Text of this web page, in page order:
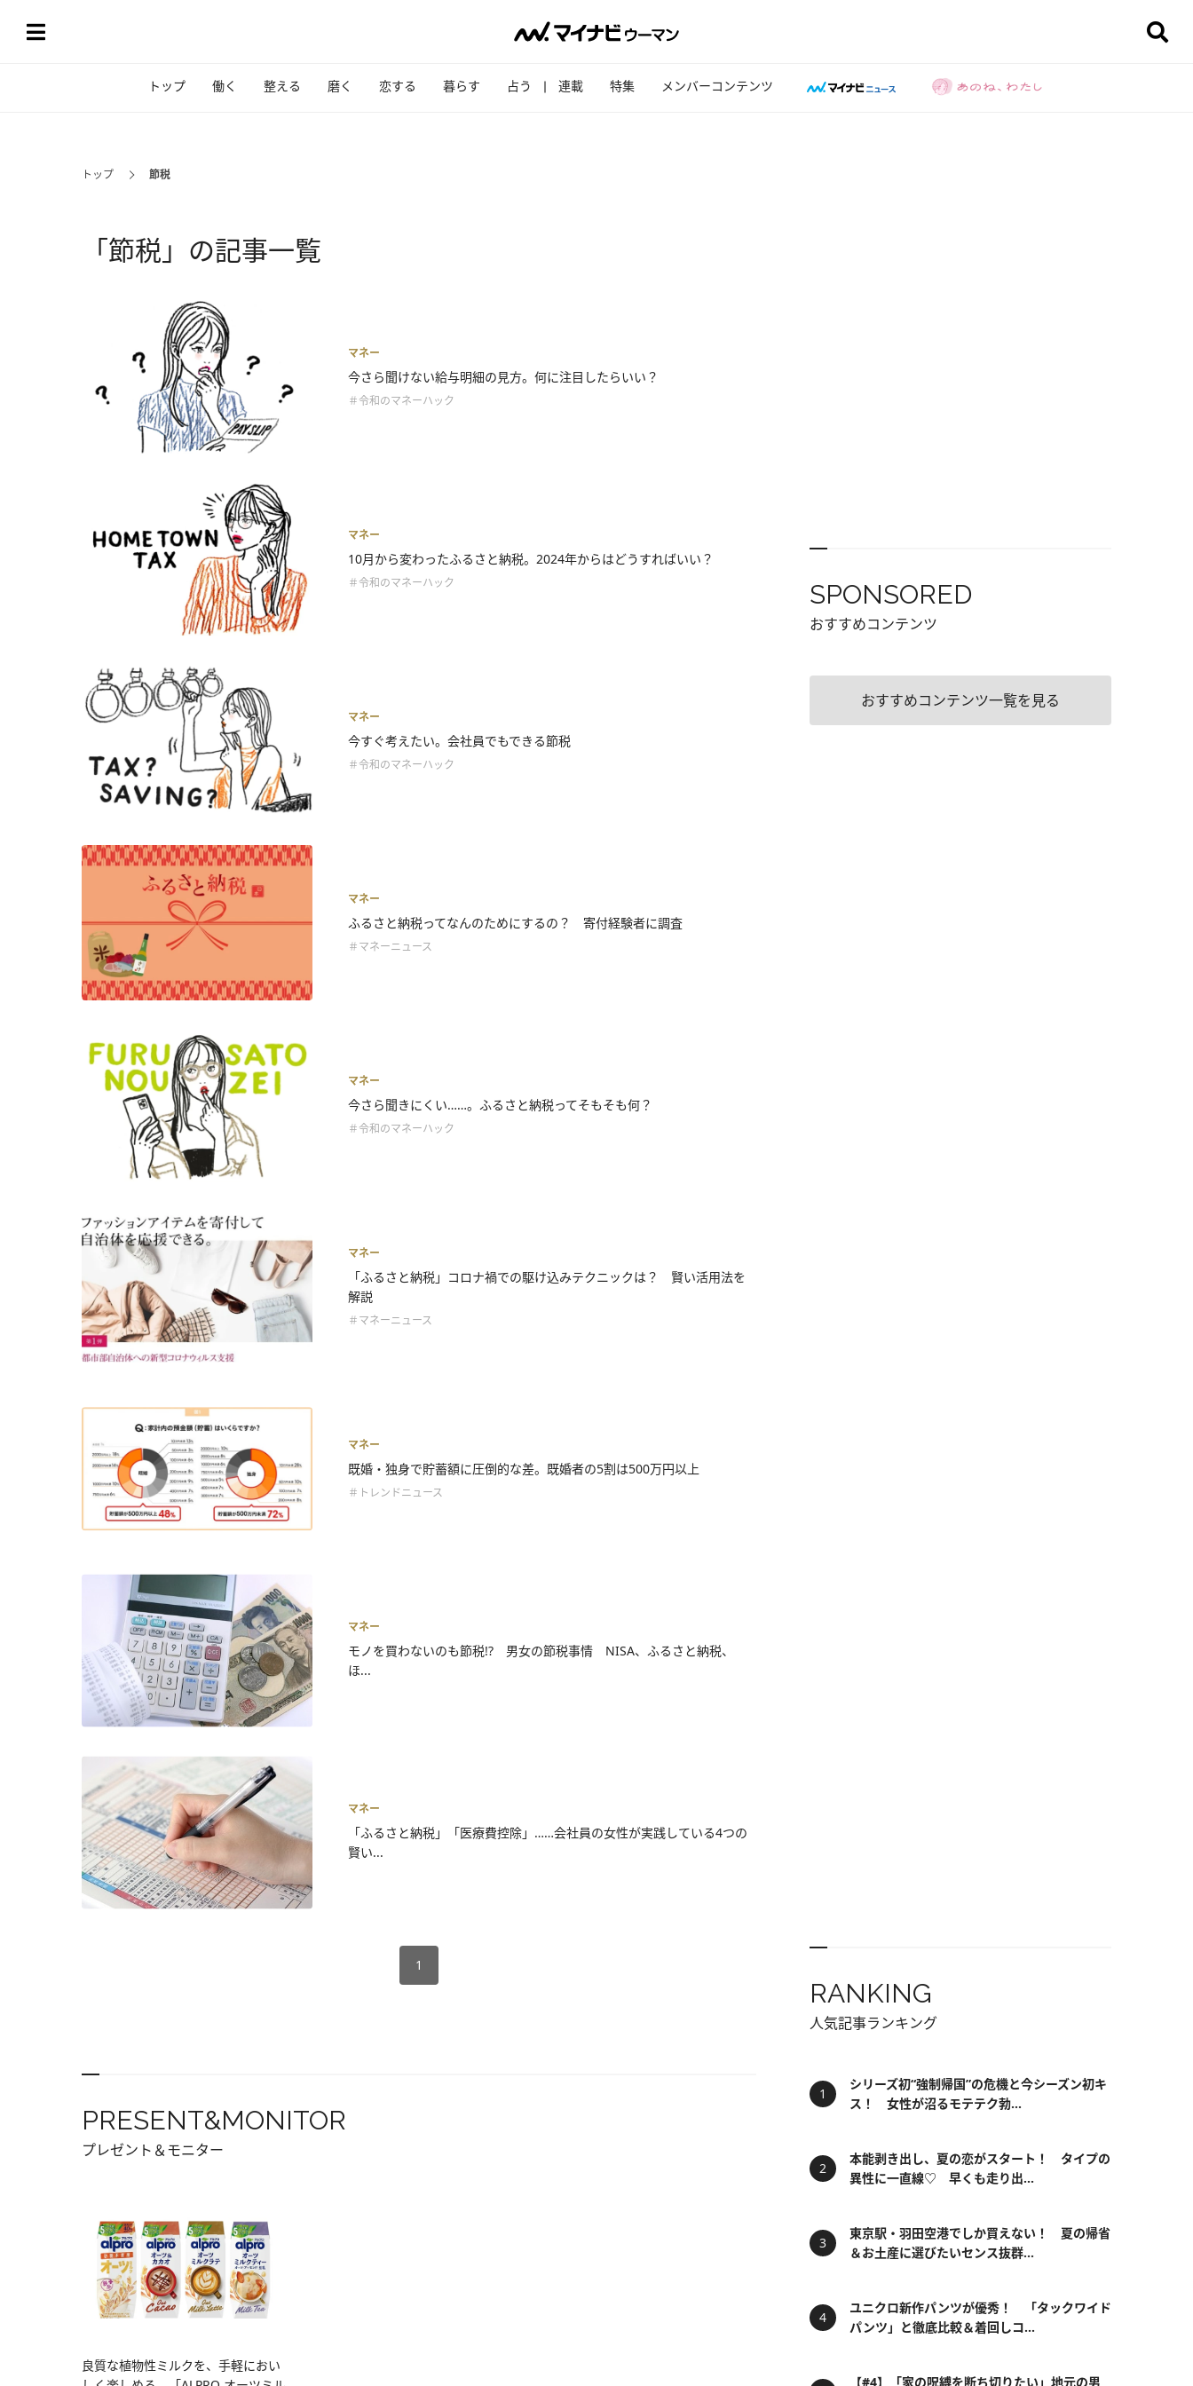
トップ 働く 整える 磨く 恋する 暮らす 占う 連載 特集 メンバーコンテンツ
トップ 節税
「節税」の記事一覧
マネー
今さら聞けない給与明細の見方。何に注目したらいい？
＃令和のマネーハック
マネー
10月から変わったふるさと納税。2024年からはどうすればいい？
＃令和のマネーハック
マネー
今すぐ考えたい。会社員でもできる節税
＃令和のマネーハック
マネー
ふるさと納税ってなんのためにするの？ 寄付経験者に調査
＃マネーニュース
マネー
今さら聞きにくい……。ふるさと納税ってそもそも何？
＃令和のマネーハック
マネー
「ふるさと納税」コロナ禍での駆け込みテクニックは？ 賢い活用法を
解説
＃マネーニュース
マネー
既婚・独身で貯蓄額に圧倒的な差。既婚者の5割は500万円以上
＃トレンドニュース
マネー
モノを買わないのも節税!? 男女の節税事情 NISA、ふるさと納税、
ほ...
マネー
「ふるさと納税」「医療費控除」……会社員の女性が実践している4つの
賢い...
1
PRESENT&MONITOR
プレゼント＆モニター
良質な植物性ミルクを、手軽におい
SPONSORED
おすすめコンテンツ
おすすめコンテンツ一覧を見る
RANKING
人気記事ランキング
シリーズ初“強制帰国”の危機と今シーズン初キ
ス！ 女性が沼るモテテク勃...
本能剥き出し、夏の恋がスタート！ タイプの
異性に一直線♡ 早くも走り出...
東京駅・羽田空港でしか買えない！ 夏の帰省
＆お土産に選びたいセンス抜群...
ユニクロ新作パンツが優秀！ 「タックワイド
パンツ」と徹底比較＆着回しコ...
【#4】「家の呪縛を断ち切りたい」地元の男